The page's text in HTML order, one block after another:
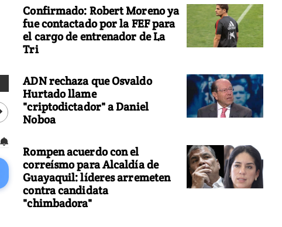
Confirmado: Robert Moreno ya
fue contactado por la FEF para
el cargo de entrenador de La
Tri
ADN rechaza que Osvaldo
Hurtado llame
"criptodictador" a Daniel
Noboa
Rompen acuerdo con el
correísmo para Alcaldía de
Guayaquil: líderes arremeten
contra candidata
"chimbadora"